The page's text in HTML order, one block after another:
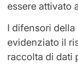
essere attivato
I difensori
evidenziato il
raccolta di dati